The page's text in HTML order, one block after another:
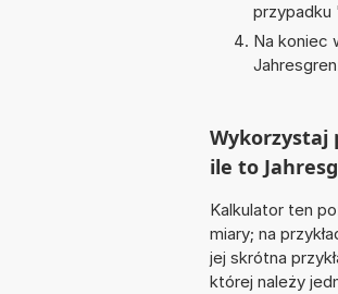
przypadku '
Na koniec
Wykorzystaj
ile to
Kalkulator ten
miary; na
jej skrótna
której należy